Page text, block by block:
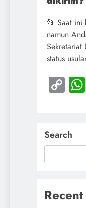
📂 Saat ini
namun
Sekretariat
status
Search